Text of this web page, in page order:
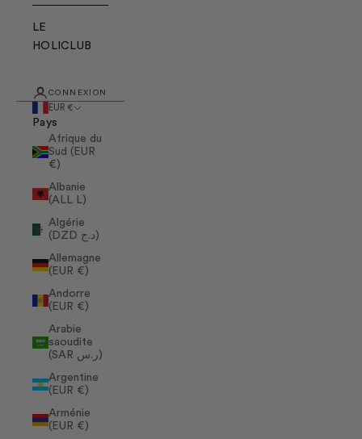
LE
HOLICLUB
CONNEXION
EUR €
Pays
Afrique du
Sud (EUR
€)
Albanie
(ALL L)
Algérie
(DZD د.ج)
Allemagne
(EUR €)
Andorre
(EUR €)
Arabie
saoudite
(SAR ر.س)
Argentine
(EUR €)
Arménie
(EUR €)